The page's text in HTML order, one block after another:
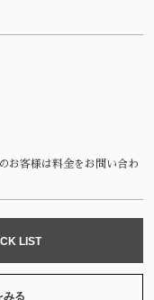
お客様は料金をお問い合わ
LIST
みる